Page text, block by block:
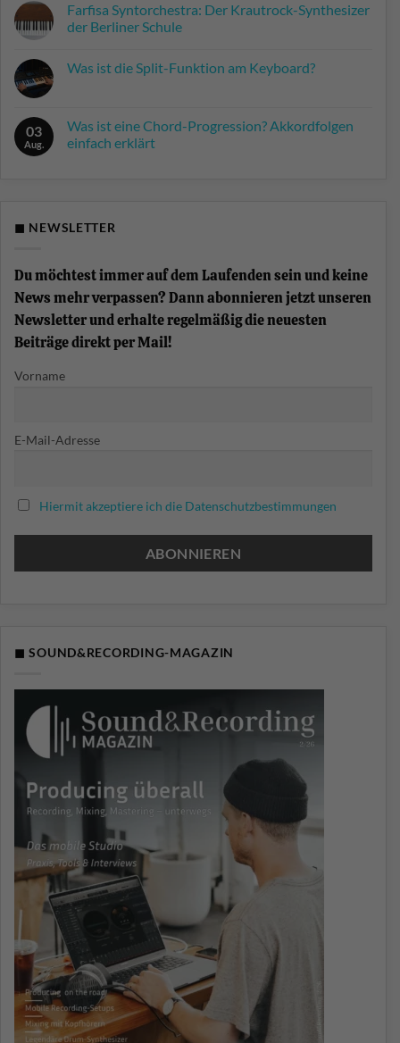
Farfisa Syntorchestra: Der Krautrock-Synthesizer
der Berliner Schule
zu
Synthesizer
der
Berliner
Was ist die Split-Funktion am Keyboard?
Was
ist
die
03
Aug.
Was ist eine Chord-Progression? Akkordfolgen
einfach erklärt
Chord-
erklärt
◼ NEWSLETTER
Du möchtest immer auf dem Laufenden sein und keine
News mehr verpassen? Dann abonnieren jetzt unseren
Newsletter und erhalte regelmäßig die neuesten
Beiträge direkt per Mail!
Vorname
E-Mail-Adresse
Hiermit akzeptiere ich die Datenschutzbestimmungen
◼ SOUND&RECORDING-MAGAZIN